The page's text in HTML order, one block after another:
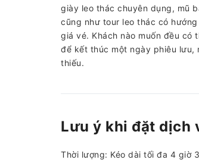
giày leo thác chuyên dụng, mũ
cũng như tour leo thác có
giá vé. Khách nào muốn đều có
để kết thúc một ngày phiêu lưu,
thiếu.
Lưu ý khi đặt dịch
Thời lượng: Kéo dài tối đa 4 giờ